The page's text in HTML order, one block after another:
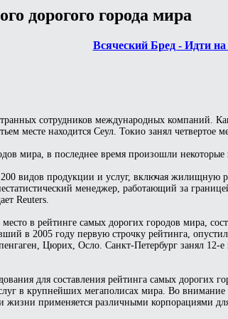
дорогого города мира
Всяческий Бред - Идти
сотрудников международных компаний.
месте находится Сеул. Токио занял четвертое
мира, в последнее время произошли некоторые
видов продукции и услуг, включая жилищную
менеджер, работающий за
Reuters.
в рейтинге самых дорогих городов мира,
в 2005 году первую строчку рейтинга,
Цюрих, Осло. Санкт-Петербург занял
для составления рейтинга самых дорогих
в крупнейших мегаполисах мира. Во
жизни применяется различными корпорациями